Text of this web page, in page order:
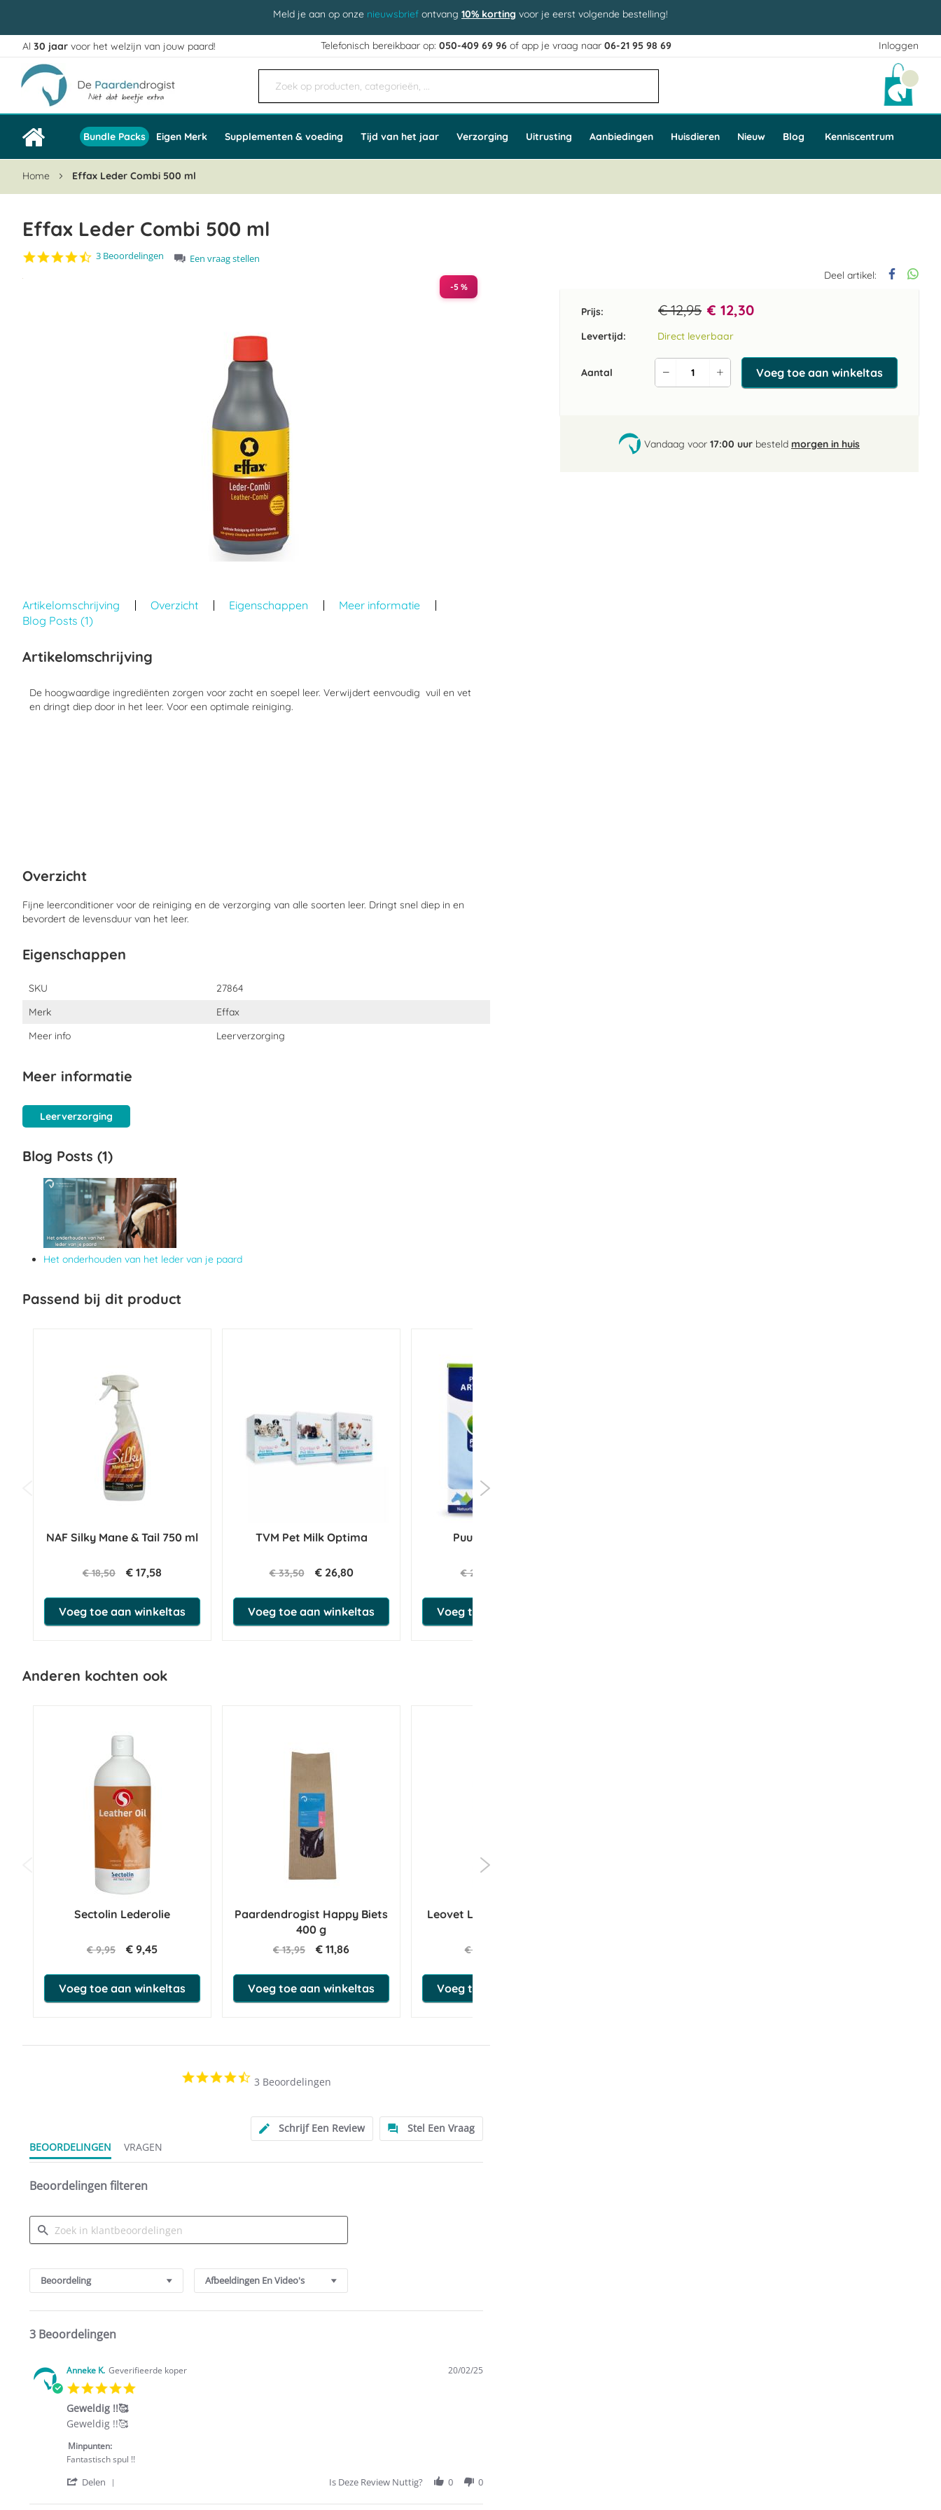
Meld je aan op onze nieuwsbrief ontvang 10% korting voor je eerst volgende bestelling!
Inloggen
Ga
naar
de
inhoud
Al 30 jaar voor het welzijn van jouw paard! Telefonisch bereikbaar op:050-409 69 96 of app je vraag naar06-21 95 98 69
Bundle Packs Eigen Merk Supplementen & voeding Tijd van het jaar Verzorging Uitrusting Aanbiedingen Huisdieren Nieuw Blog Kenniscentrum
Home Effax Leder Combi 500 ml
Effax Leder Combi 500 ml
4.7
3 Beoordelingen
Een vraag stellen
Deel artikel:
Prijs: € 12,95 € 12,30
Levertijd: Direct leverbaar
Aantal
Verhoog
de
Verlaag
de
Voeg toe aan winkeltas
Vandaag voor 17:00 uur besteld morgen in huis
-5 %
naar
het
begin
de
Artikelomschrijving Overzicht Eigenschappen
Meer informatie
Blog Posts (1)
Artikelomschrijving
De hoogwaardige ingrediënten zorgen voor zacht en soepel leer. Verwijdert eenvoudig vuil en vet
en dringt diep door in het leer. Voor een optimale reiniging.
Overzicht
Fijne leerconditioner voor de reiniging en de verzorging van alle soorten leer. Dringt snel diep in en
bevordert de levensduur van het leer.
Eigenschappen
Eigenschappen
SKU
27864
Merk
Effax
Meer info
Leerverzorging
Meer informatie
Leerverzorging
Blog Posts (1)
Het onderhouden van het leder van je paard
Passend bij dit product
NAF Silky Mane & Tail 750 ml
€ 18,50 € 17,58
Voeg toe aan winkeltas
TVM Pet Milk Optima
€ 33,50 € 26,80
Voeg toe aan winkeltas
Puur Arthro 50 ml
€ 21,90
Voeg toe aan winkeltas
Anderen kochten ook
Sectolin Lederolie
€ 9,95 € 9,45
Voeg toe aan winkeltas
Paardendrogist Happy Biets
400 g
€ 13,95 € 11,86
Voeg toe aan winkeltas
Leovet Lederschuim 200 ml
€ 8,95
Voeg toe aan winkeltas
4.7
star
3 Beoordelingen
Schrijf Een Review
Stel Een Vraag
BEOORDELINGEN
VRAGEN
Beoordelingen filteren
Reviews
Beoordeling Afbeeldingen En Video's
3 Beoordelingen
Anneke K. Geverifieerde koper 20/02/25
Geweldig !!🥰
Review
Anneke
K.
20
2025
review
Geweldig
!!
Geweldig !!🥰
Minpunten:
Fantastisch spul !!
Delen
Review
Is Deze Review Nuttig? 0 0